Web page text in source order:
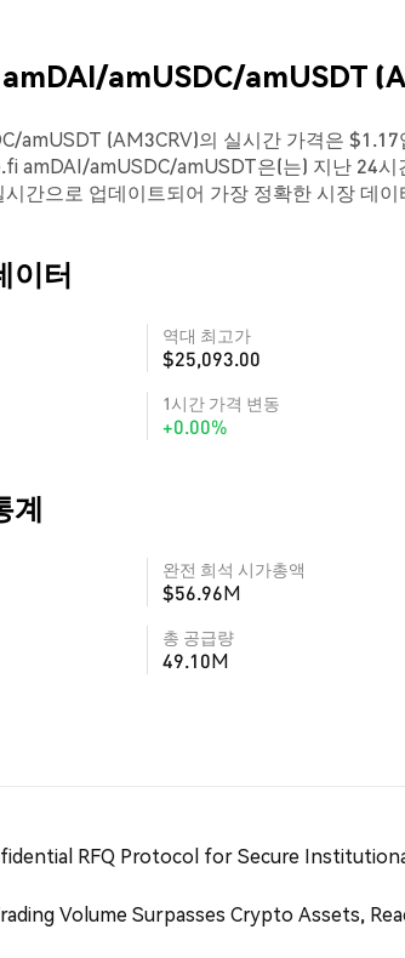
amUSDC/amUSDT
amUSDT (AM3CRV)의 실시간 가격은
amDAI/amUSDC/amUSDT은(는) 지난 24시
간으로 업데이트되어 가장 정확한 시장 데
이터
역대 최고가
$25,093.00
1시간 가격 변동
+0.00%
계
완전 희석 시가총액
$56.96M
총 공급량
49.10M
RFQ Protocol for Secure
Volume Surpasses Crypto Assets,